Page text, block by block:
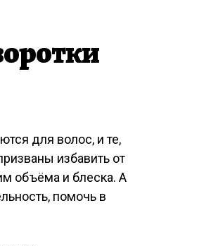
для волос, и те,
избавить от
объёма и блеска. А
помочь в